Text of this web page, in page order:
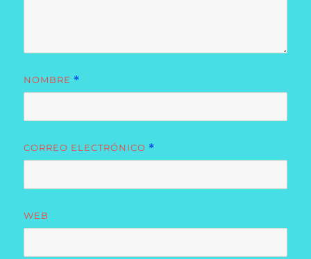
NOMBRE *
CORREO ELECTRÓNICO *
WEB